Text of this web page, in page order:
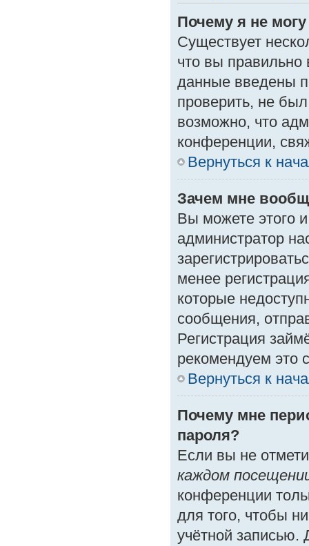
Почему я не
Существует
что вы правильно
данные введены
проверить, не
возможно, что
конференции,
Вернуться к
Зачем мне
Вы можете этого и
администратор
менее
которые
сообщения,
Регистрация
рекомендуем это
Вернуться к
Почему мне
пароля?
Если вы не
каждом
конференции
для того, чтобы
учётной записью.